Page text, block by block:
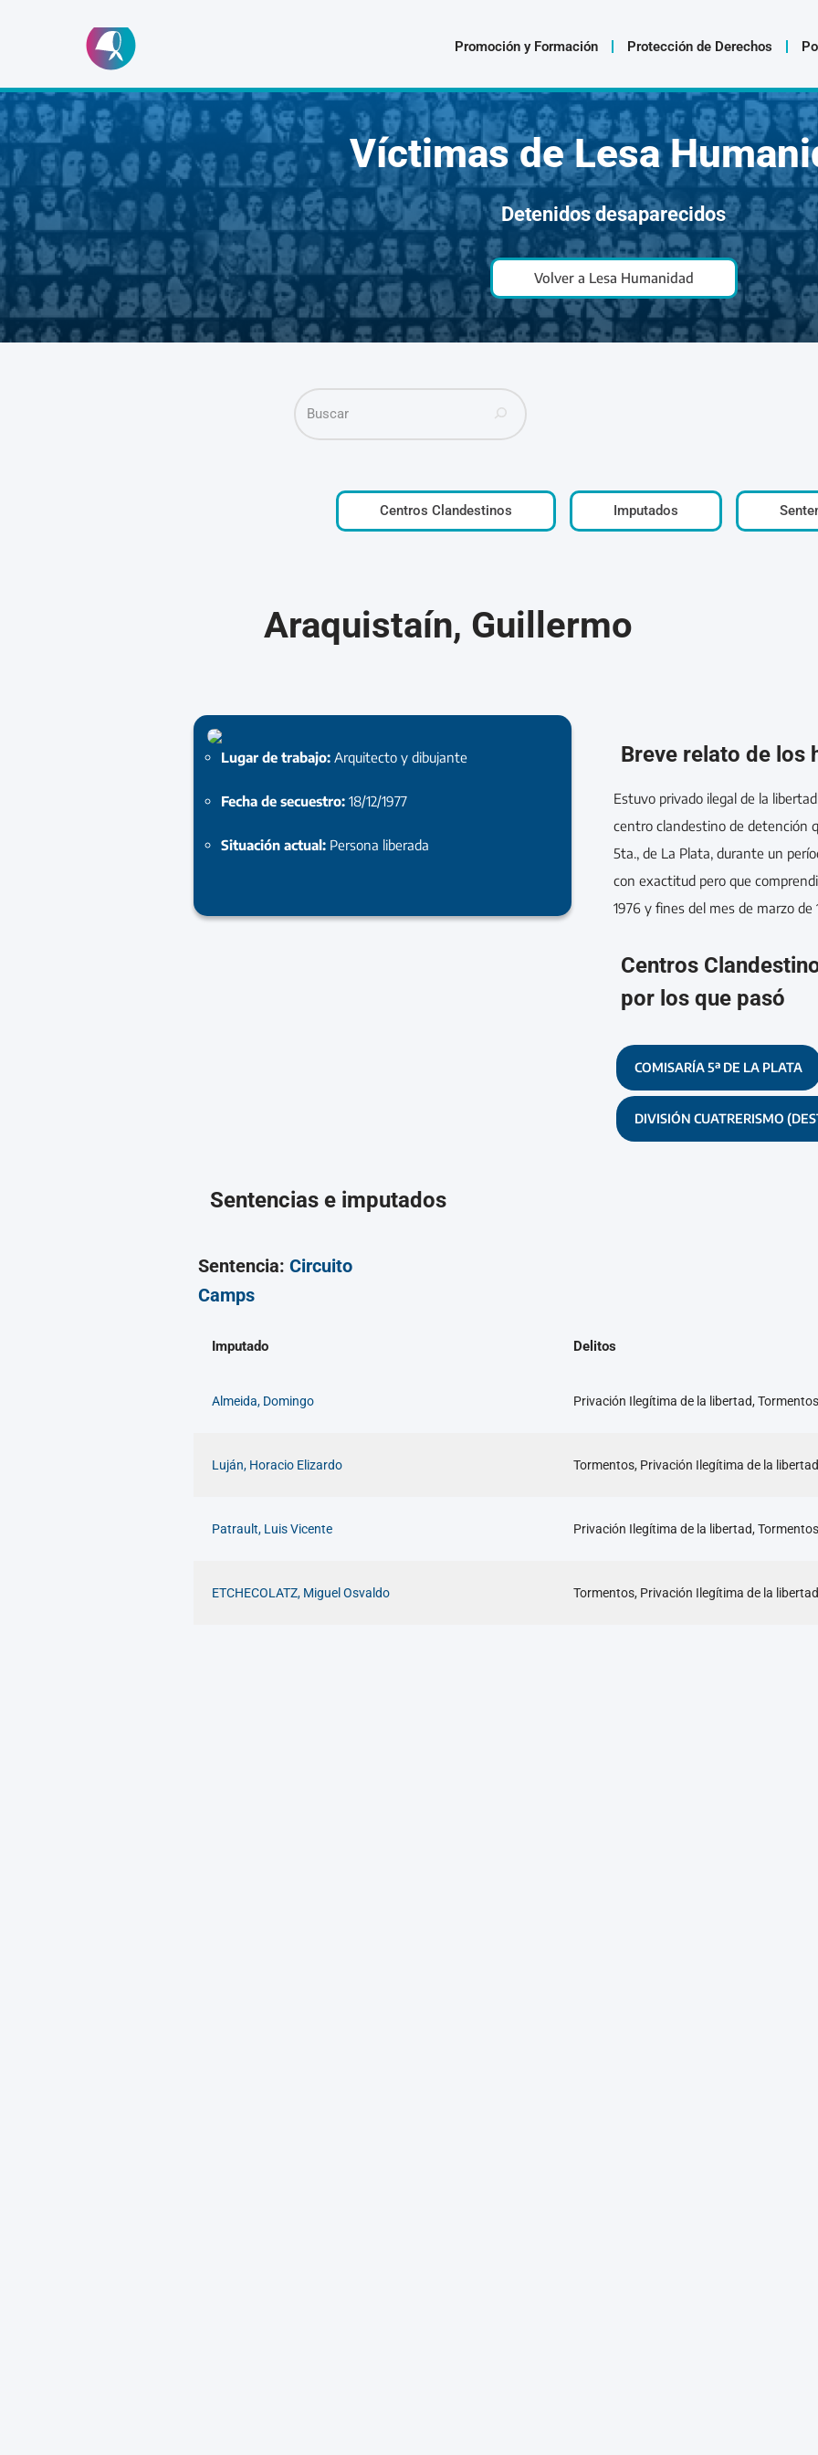
al
contenido
Promoción y Formación Protección de Derechos
Víctimas de Lesa
Detenidos desaparecidos
Volver a Lesa Humanidad
Centros Clandestinos Imputados
Araquistaín, Guillermo
Lugar de trabajo:Arquitecto y dibujante
Fecha de secuestro:18/12/1977
Situación actual: Persona liberada
Breve relato de los
Estuvo privado ilegal de la
centro clandestino de detención
5ta., de La Plata, durante un
con exactitud pero que
1976 y fines del mes de marzo de
Centros
por los que pasó
COMISARÍA 5ª DE LA PLATA
DIVISIÓN CUATRERISMO
Sentencias e imputados
Sentencia: Circuito
Camps
Imputado Delitos
Almeida, Domingo Privación Ilegítima de la libertad, Tormentos
Luján, Horacio Elizardo Tormentos, Privación Ilegítima de la libertad
Patrault, Luis Vicente Privación Ilegítima de la libertad, Tormentos
ETCHECOLATZ, Miguel Osvaldo Tormentos, Privación Ilegítima de la libertad